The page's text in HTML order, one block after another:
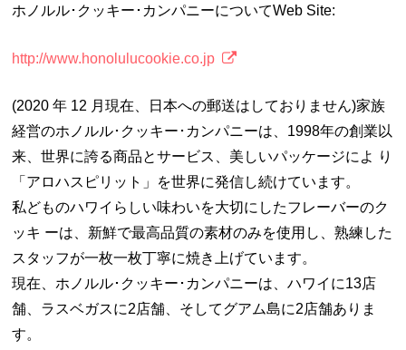
ホノルル･クッキー･カンパニーについてWeb Site:
http://www.honolulucookie.co.jp
(2020 年 12 月現在、日本への郵送はしておりません)家族
経営のホノルル･クッキー･カンパニーは、1998年の創業以
来、世界に誇る商品とサービス、美しいパッケージによ り
「アロハスピリット」を世界に発信し続けています。
私どものハワイらしい味わいを大切にしたフレーバーのク
ッキ ーは、新鮮で最高品質の素材のみを使用し、熟練した
スタッフが一枚一枚丁寧に焼き上げています。
現在、ホノルル･クッキー･カンパニーは、ハワイに13店
舗、ラスベガスに2店舗、そしてグアム島に2店舗ありま
す。